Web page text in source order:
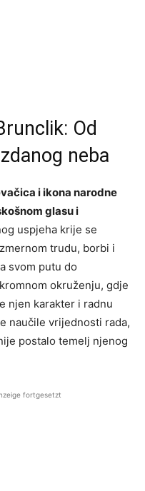
Od
neba
i ikona narodne
glasu i
uspjeha krije se
trudu, borbi i
svom putu do
okruženju, gdje
njen karakter i radnu
naučile vrijednosti rada,
postalo temelj njenog
fortgesetzt